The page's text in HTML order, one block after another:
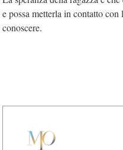
e possa metterla in contatto
conoscere.